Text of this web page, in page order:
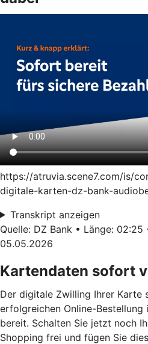
https://atruvia.scene7.com/is/
digitale-karten-dz-bank-
Transkript anzeigen
Quelle: DZ Bank • Länge:
05.05.2026
Kartendaten sofort
Der digitale Zwilling Ihrer Karte
erfolgreichen Online-Bestellung
bereit. Schalten Sie jetzt noch
Shopping frei und fügen Sie